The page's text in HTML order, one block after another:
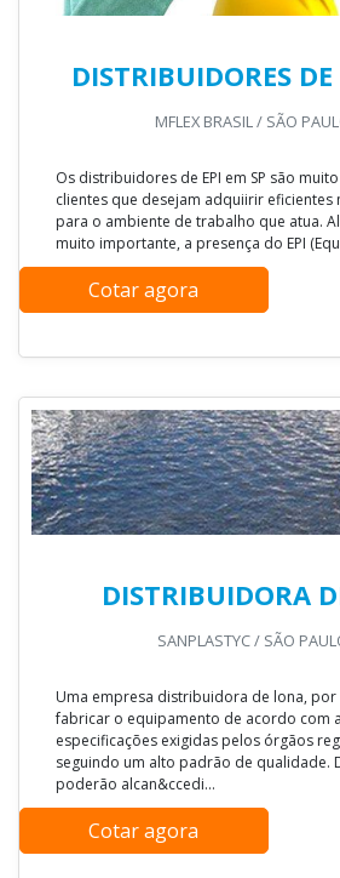
DISTRIBUIDORES
MFLEX BRASIL / SÃO
Os distribuidores de EPI em SP são
clientes que desejam adquiirir
para o ambiente de trabalho que atua.
muito importante, a presença do EPI
Cotar agora
DISTRIBUIDORA
SANPLASTYC / SÃO
Uma empresa distribuidora de lona, por
fabricar o equipamento de acordo com
especificações exigidas pelos órgãos
seguindo um alto padrão de qualidade.
poderão alcan&ccedi...
Cotar agora